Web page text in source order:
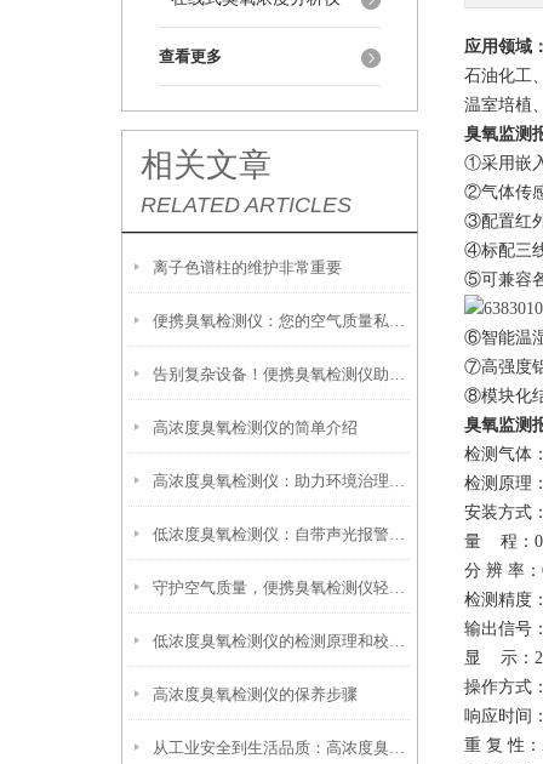
查看更多
相关文章
RELATED ARTICLES
离子色谱柱的维护非常重要
便携臭氧检测仪：您的空气质量私人顾问
告别复杂设备！便携臭氧检测仪助力现场高效检测
高浓度臭氧检测仪的简单介绍
高浓度臭氧检测仪：助力环境治理与健康防护
低浓度臭氧检测仪：自带声光报警功能，超标时自动提醒，保障人员呼吸安全
守护空气质量，便携臭氧检测仪轻松上阵
低浓度臭氧检测仪的检测原理和校准方法
高浓度臭氧检测仪的保养步骤
从工业安全到生活品质：高浓度臭氧检测仪的多领域应用与需求分析
应用领域
石油化工
温室培植
臭氧监测
①采用嵌
②气体传
③配置红
④标配三
⑤可兼容
⑥智能温
⑦高强度
⑧模块化
臭氧监测
检测 气体
检测原理
安装方式
量
程：
分 辨 率：
检测 精度
输出信号
显
示：
操作方式
响应时间
重 复 性：